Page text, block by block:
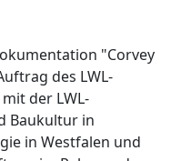
"Corvey
des LWL-
der LWL-
Baukultur in
in Westfalen und